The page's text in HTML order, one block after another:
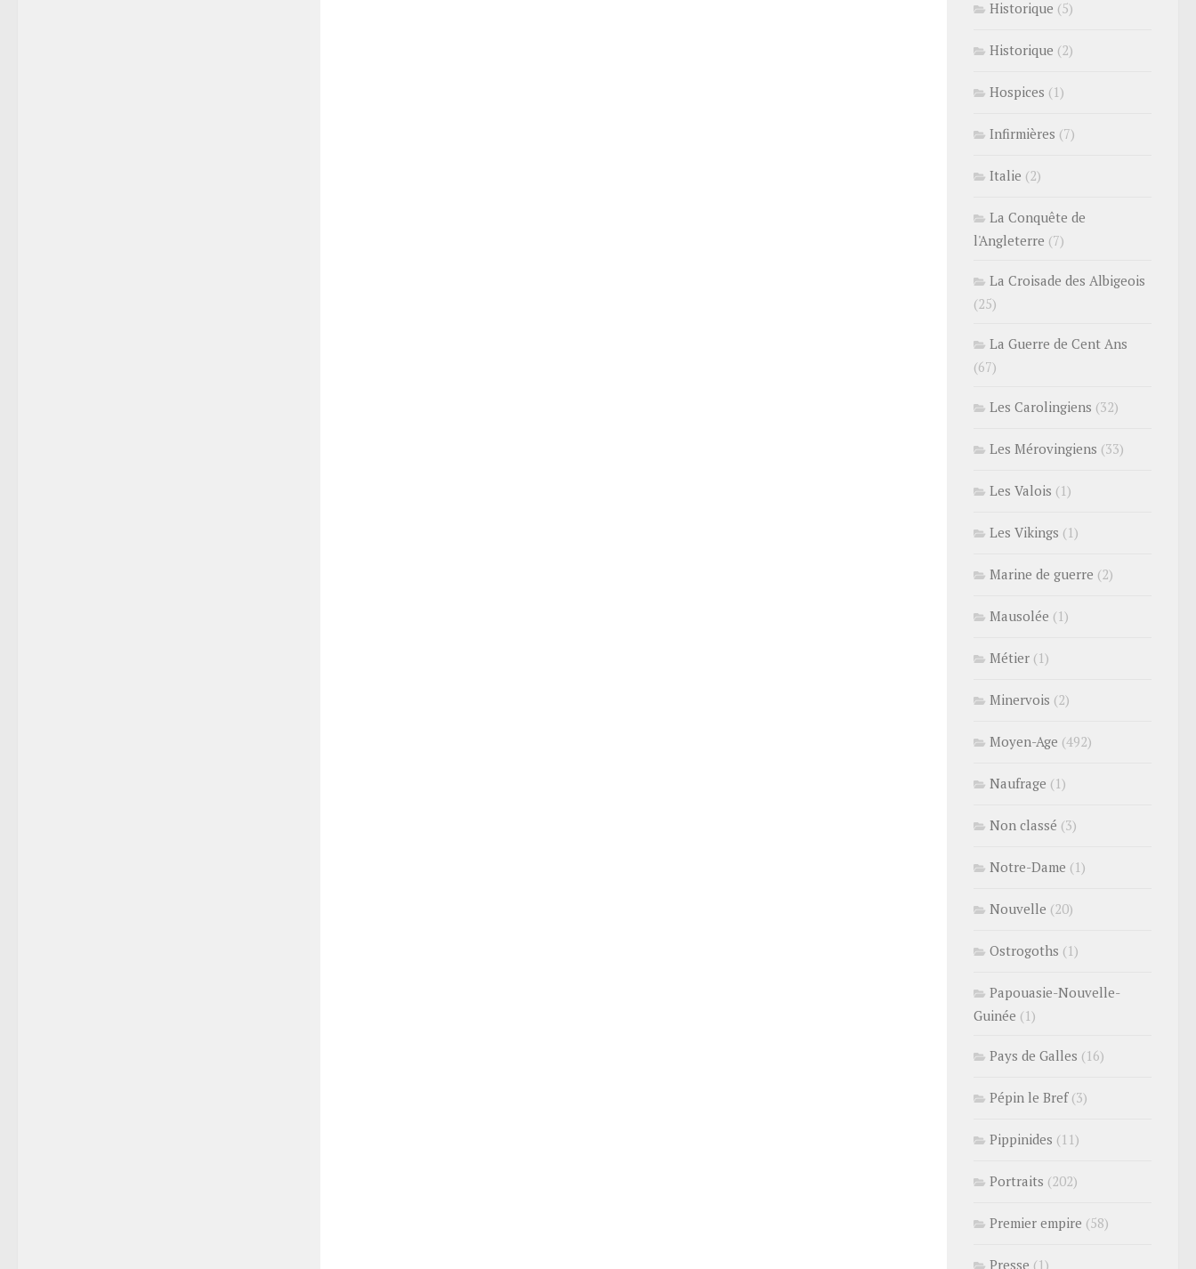
Historique (5)
Historique (2)
Hospices (1)
Infirmières (7)
Italie (2)
La Conquête de
l'Angleterre (7)
La Croisade des Albigeois
(25)
La Guerre de Cent Ans
(67)
Les Carolingiens (32)
Les Mérovingiens (33)
Les Valois (1)
Les Vikings (1)
Marine de guerre (2)
Mausolée (1)
Métier (1)
Minervois (2)
Moyen-Age (492)
Naufrage (1)
Non classé (3)
Notre-Dame (1)
Nouvelle (20)
Ostrogoths (1)
Papouasie-Nouvelle-
Guinée (1)
Pays de Galles (16)
Pépin le Bref(3)
Pippinides (11)
Portraits (202)
Premier empire (58)
Presse (1)